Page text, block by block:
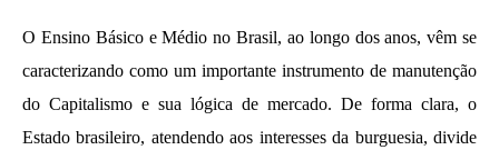
O Ensino Básico e Médio no Brasil, ao longo dos anos, vêm se
caracterizando como um importante instrumento de manutenção
do Capitalismo e sua lógica de mercado. De forma clara, o
Estado brasileiro, atendendo aos interesses da burguesia, divide